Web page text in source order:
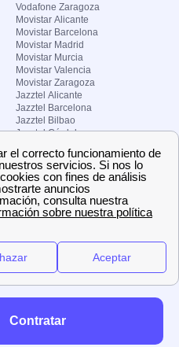
Vodafone Zaragoza
Movistar Alicante
Movistar Barcelona
Movistar Madrid
Movistar Murcia
Movistar Valencia
Movistar Zaragoza
Jazztel Alicante
Jazztel Barcelona
Jazztel Bilbao
Jazztel Córdoba
Jazztel Málaga
Jazztel Valencia
Jazztel Zaragoza
Nuestras ofertas de trabajo
Reino Unido
Contratar